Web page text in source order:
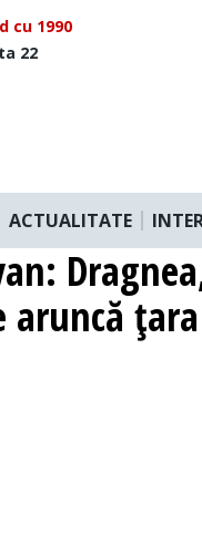
cu 1990
22
ACTUALITATE
aruncă